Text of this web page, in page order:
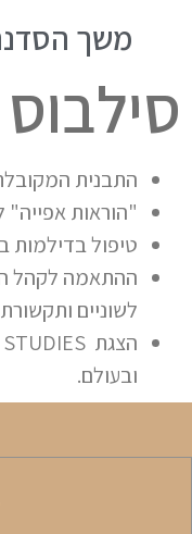
משך
סילבוס
התבנית
"הוראות
טיפול בדילמות
ההתאמה לקהל
לשוניים
ובעולם.